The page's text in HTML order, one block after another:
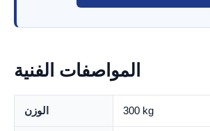
المواصفات الفنية
الوزن 300 kg